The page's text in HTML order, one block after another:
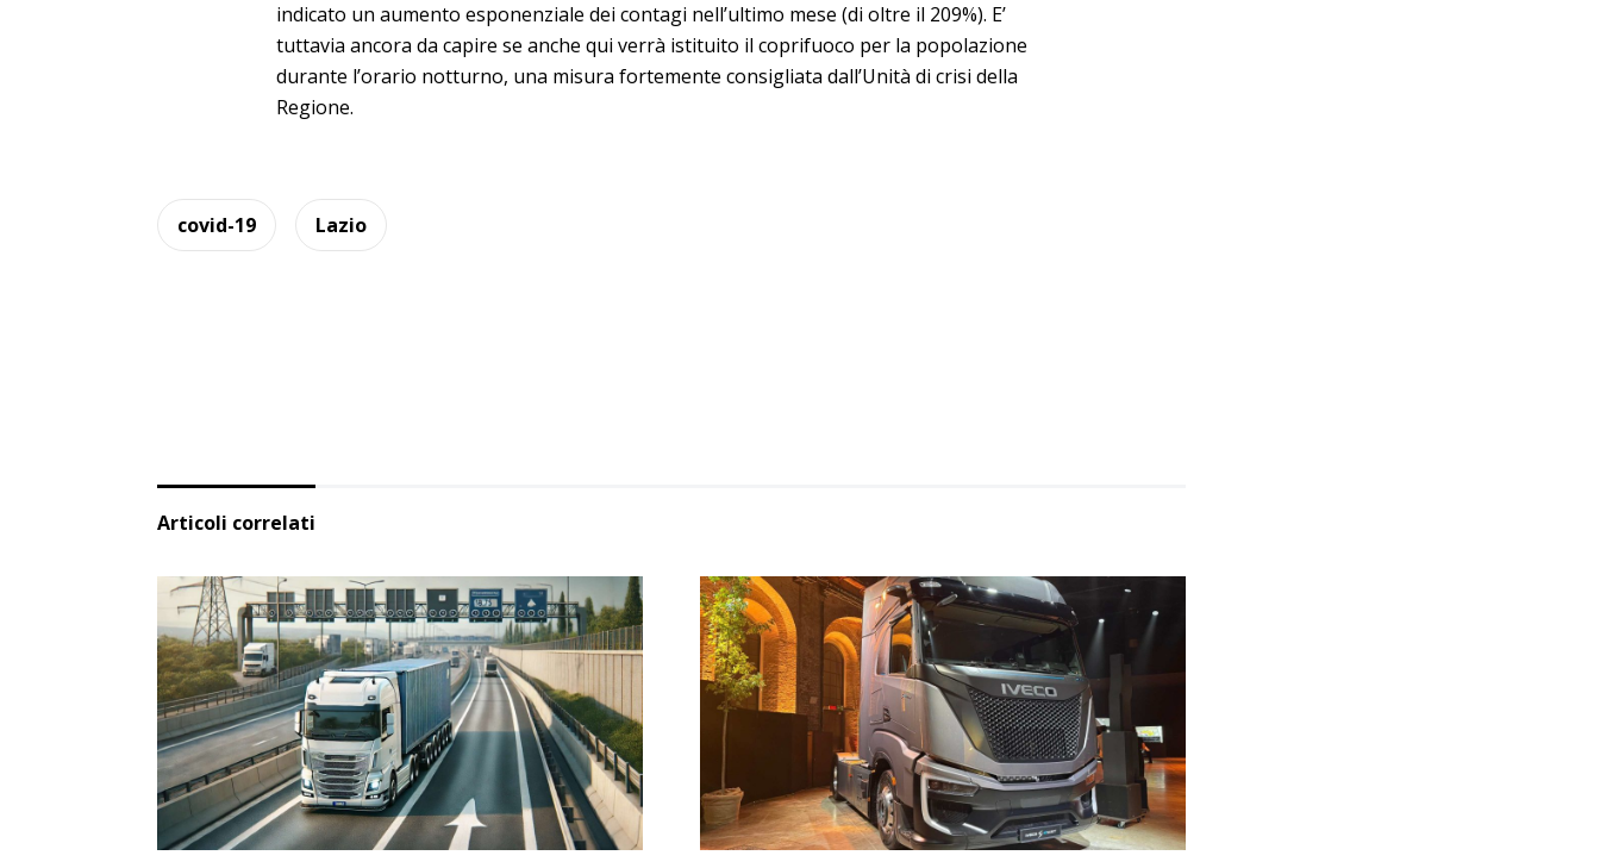
indicato un aumento esponenziale dei contagi nell’ultimo mese (di oltre il 209%). E’
tuttavia ancora da capire se anche qui verrà istituito il coprifuoco per la popolazione
durante l’orario notturno, una misura fortemente consigliata dall’Unità di crisi della
Regione.
covid-19 Lazio
Articoli correlati